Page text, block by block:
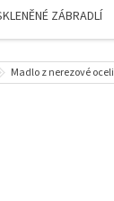
ZÁBRADLÍ
Madlo z nerezové